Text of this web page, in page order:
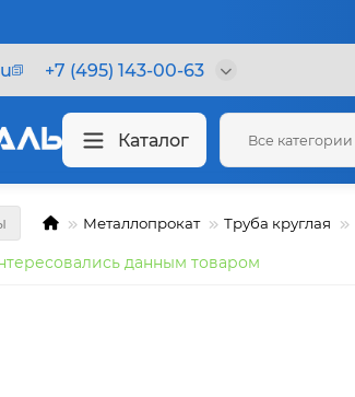
+7 (495) 143-00-63
Каталог Все категории
Металлопрокат Труба круглая
данным товаром